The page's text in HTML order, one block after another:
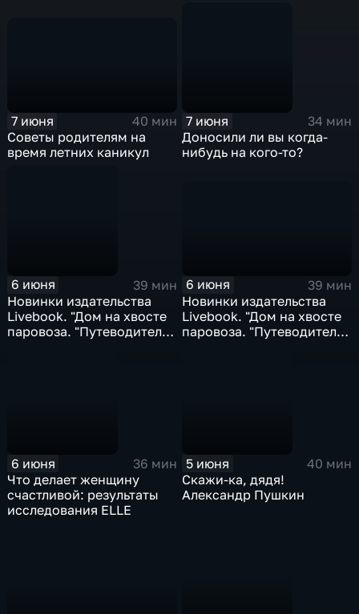
7 июня
40 мин
Советы родителям на
время летних каникул
7 июня
34 мин
Доносили ли вы когда-
нибудь на кого-то?
6 июня
39 мин
Новинки издательства
Livebook. "Дом на хвосте
паровоза. "Путеводитель
6 июня
39 мин
Новинки издательства
Livebook. "Дом на хвосте
паровоза. "Путеводитель
6 июня
36 мин
Что делает женщину
счастливой: результаты
исследования ELLE
5 июня
40 мин
Скажи-ка, дядя!
Александр Пушкин